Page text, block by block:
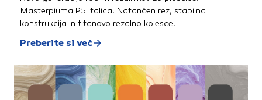
Masterpiuma P5 Italica. Natančen rez, stabilna
konstrukcija in titanovo rezalno kolesce.
Preberite si več